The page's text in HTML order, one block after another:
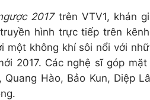
2017trên VTV1, khán
hình trực tiếp trên
một không khí sôi nổi với
2017. Các nghệ sĩ góp mặt
Hào, Bảo Kun, Diệp